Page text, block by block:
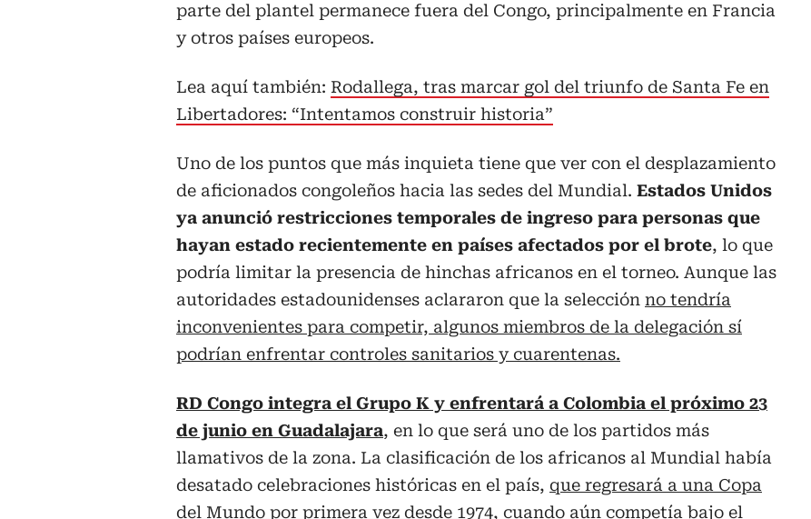
parte del plantel permanece fuera del Congo, principalmente en Francia
y otros países europeos.
Lea aquí también: Rodallega, tras marcar gol del triunfo de Santa Fe en
Libertadores: “Intentamos construir historia”
Uno de los puntos que más inquieta tiene que ver con el desplazamiento
de aficionados congoleños hacia las sedes del Mundial. Estados Unidos
ya anunció restricciones temporales de ingreso para personas que
hayan estado recientemente en países afectados por el brote, lo que
podría limitar la presencia de hinchas africanos en el torneo. Aunque las
autoridades estadounidenses aclararon que la selección no tendría
inconvenientes para competir, algunos miembros de la delegación sí
podrían enfrentar controles sanitarios y cuarentenas.
RD Congo integra el Grupo K y enfrentará a Colombia el próximo 23
de junio en Guadalajara, en lo que será uno de los partidos más
llamativos de la zona. La clasificación de los africanos al Mundial había
desatado celebraciones históricas en el país, que regresará a una Copa
del Mundo por primera vez desde 1974, cuando aún competía bajo el